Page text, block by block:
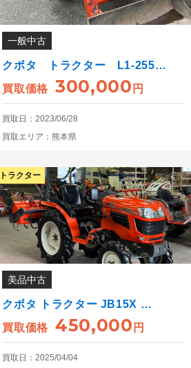
一般中古
クボタ トラクター L1-255…
買取価格
300,000 円
買取日：2023/06/28
買取エリア：熊本県
トラクター
美品中古
クボタ トラクター JB15X …
買取価格
450,000 円
買取日：2025/04/04